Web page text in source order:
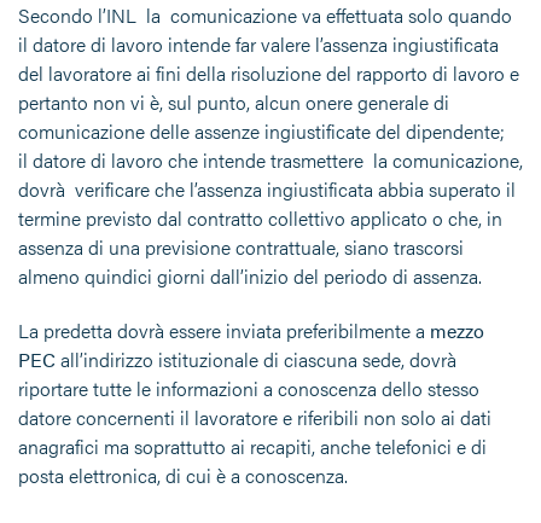
Secondo l’INL la comunicazione va effettuata solo quando
il datore di lavoro intende far valere l’assenza ingiustificata
del lavoratore ai fini della risoluzione del rapporto di lavoro e
pertanto non vi è, sul punto, alcun onere generale di
comunicazione delle assenze ingiustificate del dipendente;
il datore di lavoro che intende trasmettere la comunicazione,
dovrà verificare che l’assenza ingiustificata abbia superato il
termine previsto dal contratto collettivo applicato o che, in
assenza di una previsione contrattuale, siano trascorsi
almeno quindici giorni dall’inizio del periodo di assenza.
La predetta dovrà essere inviata preferibilmente a mezzo
PEC all’indirizzo istituzionale di ciascuna sede, dovrà
riportare tutte le informazioni a conoscenza dello stesso
datore concernenti il lavoratore e riferibili non solo ai dati
anagrafici ma soprattutto ai recapiti, anche telefonici e di
posta elettronica, di cui è a conoscenza.